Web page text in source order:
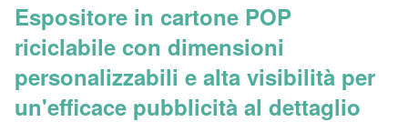
Espositore in cartone POP
riciclabile con dimensioni
personalizzabili e alta visibilità per
un'efficace pubblicità al dettaglio